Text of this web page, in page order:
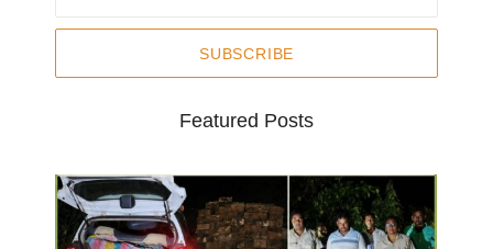
SUBSCRIBE
Featured Posts